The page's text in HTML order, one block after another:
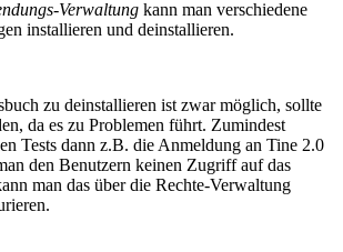
Verwaltung kann man verschiedene
installieren und deinstallieren.
zu deinstallieren ist zwar möglich, sollte
da es zu Problemen führt. Zumindest
Tests dann z.B. die Anmeldung an Tine 2.0
den Benutzern keinen Zugriff auf das
man das über die Rechte-Verwaltung